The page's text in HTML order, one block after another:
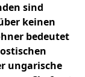
sind
keinen
bedeutet
ungarische